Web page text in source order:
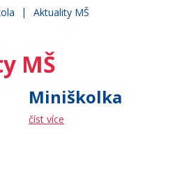
mateřská škola Tasov
| Aktuality MŠ
MŠ
Miniškolka
číst více